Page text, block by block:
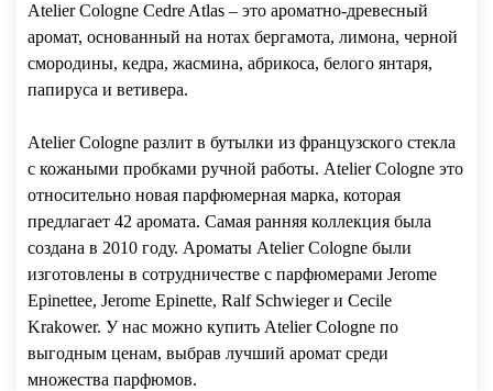
Atelier Cologne Cedre Atlas – это ароматно-древесный
аромат, основанный на нотах бергамота, лимона, черной
смородины, кедра, жасмина, абрикоса, белого янтаря,
папируса и ветивера.
Atelier Cologne разлит в бутылки из французского стекла
с кожаными пробками ручной работы. Atelier Cologne это
относительно новая парфюмерная марка, которая
предлагает 42 аромата. Самая ранняя коллекция была
создана в 2010 году. Ароматы Atelier Cologne были
изготовлены в сотрудничестве с парфюмерами Jerome
Epinettee, Jerome Epinette, Ralf Schwieger и Cecile
Krakower. У нас можно купить Atelier Cologne по
выгодным ценам, выбрав лучший аромат среди
множества парфюмов.